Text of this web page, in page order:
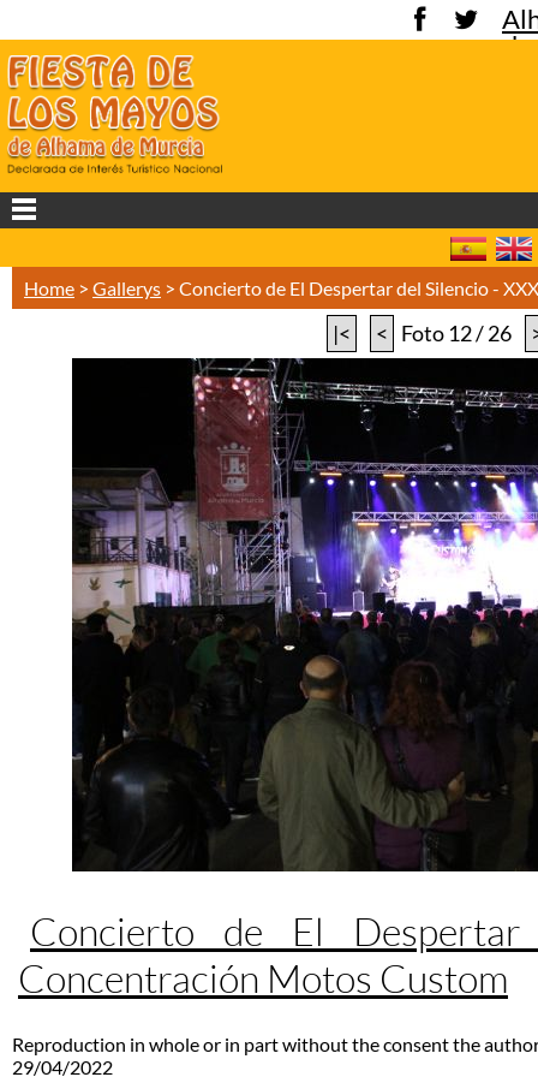
de
Home > Gallerys > Concierto de El Despertar del Silencio -
|< < Foto 12 / 26
Concierto de El
Concentración Motos Custom
Reproduction in whole or in part without the consent the
29/04/2022